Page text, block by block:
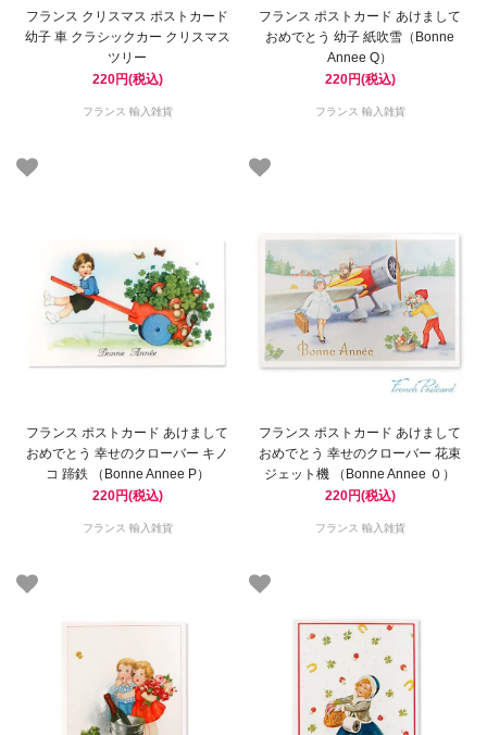
フランス クリスマス ポストカード
幼子 車 クラシックカー クリスマス
ツリー
220円(税込)
フランス 輸入雑貨
フランス ポストカード あけまして
おめでとう 幼子 紙吹雪（Bonne
Annee Q）
220円(税込)
フランス 輸入雑貨
フランス ポストカード あけまして
おめでとう 幸せのクローバー キノ
コ 蹄鉄 （Bonne Annee P）
220円(税込)
フランス 輸入雑貨
フランス ポストカード あけまして
おめでとう 幸せのクローバー 花束
ジェット機 （Bonne Annee ０）
220円(税込)
フランス 輸入雑貨